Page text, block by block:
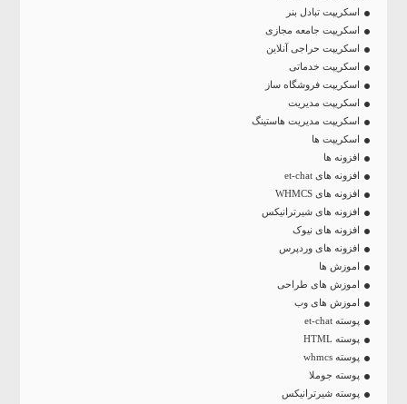
اسکریپت تبادل بنر
اسکریپت جامعه مجازی
اسکریپت حراجی آنلاین
اسکریپت خدماتی
اسکریپت فروشگاه ساز
اسکریپت مدیریت
اسکریپت مدیریت هاستینگ
اسکریپت ها
افزونه ها
افزونه های et-chat
افزونه های WHMCS
افزونه های شیرترانیکس
افزونه های نیوک
افزونه های وردپرس
اموزش ها
اموزش های طراحی
اموزش های وب
پوسته et-chat
پوسته HTML
پوسته whmcs
پوسته جوملا
پوسته شیرترانیکس